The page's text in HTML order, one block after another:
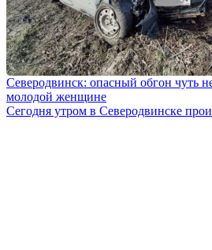
Северодвинск: опасный обгон чуть
молодой женщине
Сегодня утром в Северодвинске